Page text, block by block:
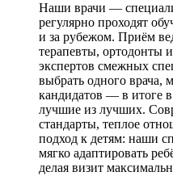
Наши врачи —
регулярно проходят
и за рубежом. Приём
терапевты, ортодонты
экспертов смежных
выбрать одного врача,
кандидатов — в итоге
лучшие из лучших.
стандарты, теплое
подход к детям: наши
мягко адаптировать
делая визит